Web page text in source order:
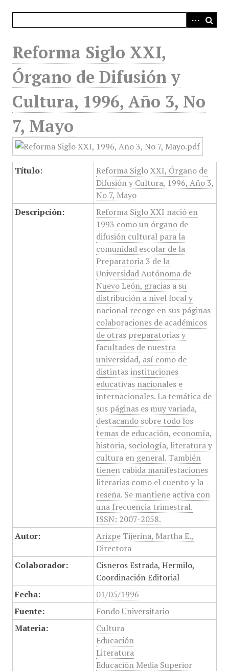
Reforma Siglo XXI,
Órgano de Difusión y
Cultura, 1996, Año 3, No
7, Mayo
Título:
Reforma Siglo XXI, Órgano de
Difusión y Cultura, 1996, Año 3,
No 7, Mayo
Descripción:
Reforma Siglo XXI nació en
1993 como un órgano de
difusión cultural para la
comunidad escolar de la
Preparatoria 3 de la
Universidad Autónoma de
Nuevo León, gracias a su
distribución a nivel local y
nacional recoge en sus páginas
colaboraciones de académicos
de otras preparatorias y
facultades de nuestra
universidad, así como de
distintas instituciones
educativas nacionales e
internacionales. La temática de
sus páginas es muy variada,
destacando sobre todo los
temas de educación, economía,
historia, sociología, literatura y
cultura en general. También
tienen cabida manifestaciones
literarias como el cuento y la
reseña. Se mantiene activa con
una frecuencia trimestral.
ISSN: 2007-2058.
Autor:
Arizpe Tijerina, Martha E.,
Directora
Colaborador:
Cisneros Estrada, Hermilo,
Coordinación Editorial
Fecha:
01/05/1996
Fuente:
Fondo Universitario
Materia:
Cultura
Educación
Literatura
Educación Media Superior